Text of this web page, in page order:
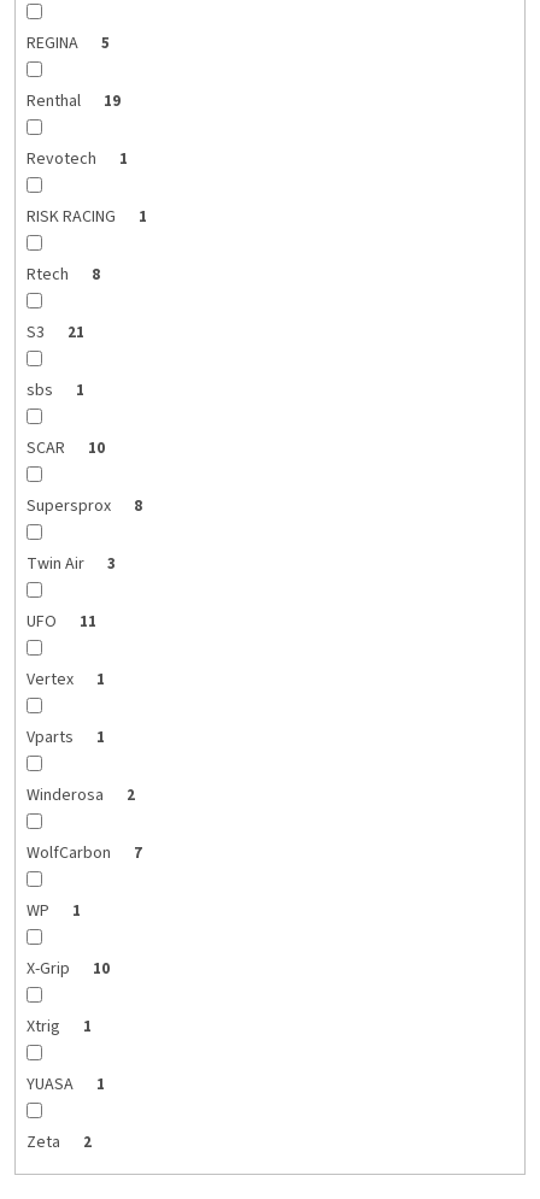
REGINA 5
Renthal 19
Revotech 1
RISK RACING 1
Rtech 8
S3 21
sbs 1
SCAR 10
Supersprox 8
Twin Air 3
UFO 11
Vertex 1
Vparts 1
Winderosa 2
WolfCarbon 7
WP 1
X-Grip 10
Xtrig 1
YUASA 1
Zeta 2